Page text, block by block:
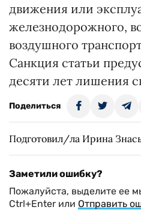
движения или
железнодорожного,
воздушного
Санкция статьи
десяти лет лишения
Поделиться
Подготовил/ла Ирина
Заметили ошибку?
Пожалуйста, выделите ее
Ctrl+Enter или Отправить